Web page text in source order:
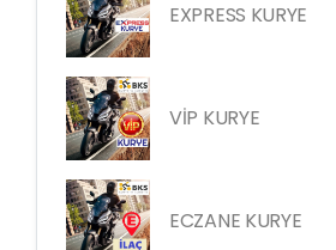
EXPRESS KURYE
VİP KURYE
ECZANE KURYE